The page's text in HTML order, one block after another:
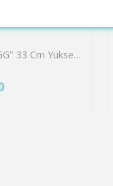
Eglo 43904 "BAILRIGG" 33 Cm Yüksekliğinde Çelik, Ahşap Masa Lambası